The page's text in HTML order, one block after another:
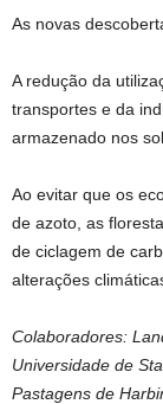
As novas
A redução da
transportes e da
armazenado nos
Ao evitar que os
de azoto, as
de ciclagem de
alterações
Colaboradores:
Universidade de
Pastagens de